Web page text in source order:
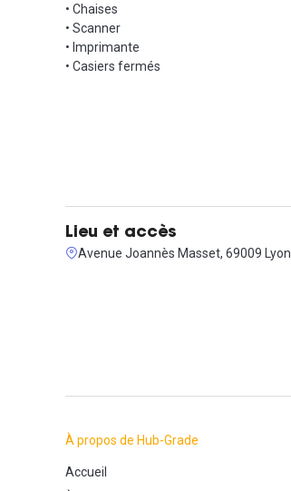
• Chaises
• Scanner
• Imprimante
• Casiers fermés
Lieu et accès
Avenue Joannès Masset, 69009 Lyon
À propos de Hub-Grade
Accueil